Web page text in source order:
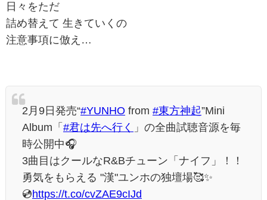
日々をただ
詰め替えて 生きていくの
注意事項に倣え…
2月9日発売“#YUNHO from #東方神起”Mini
Album「 #君は先へ行く
」の全曲試聴音源を毎
時公開中🎧
3曲目はクールなR&Bチューン「ナイフ」！！
勇気をもらえる "漢"ユンホの独壇場🥰✨
💿https://t.co/cvZAE9cIJd